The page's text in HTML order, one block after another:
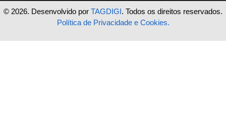
© 2026. Desenvolvido por TAGDIGI. Todos os direitos reservados.
Política de Privacidade e Cookies.